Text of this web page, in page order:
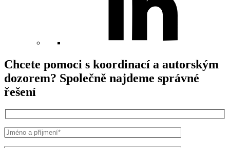
Chcete pomoci s koordinací a autorským
dozorem? Společně najdeme správné
řešení